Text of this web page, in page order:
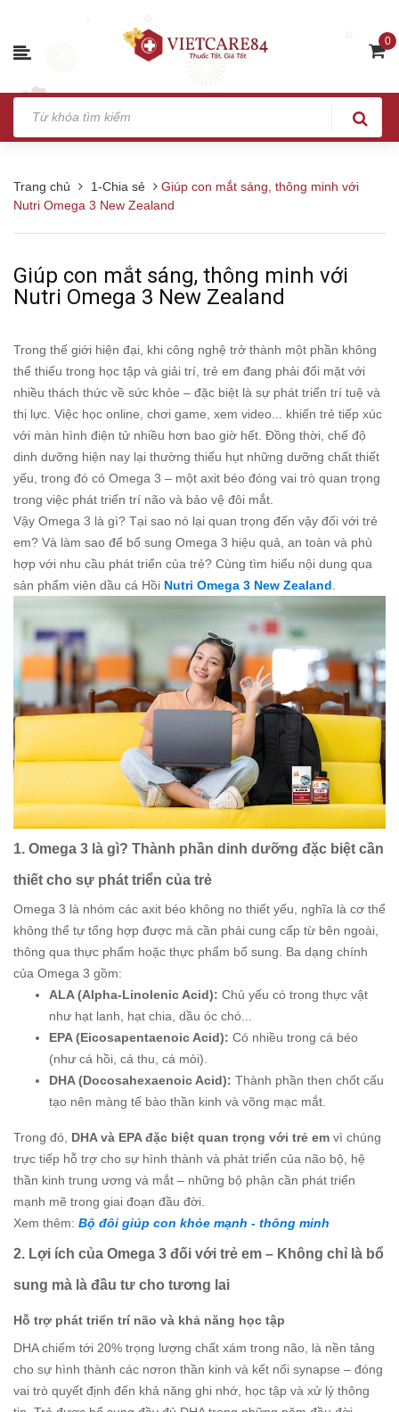
0
Trang chủ 1-Chia sẻ
Giúp con mắt sáng, thông minh với
Nutri Omega 3 New Zealand
Giúp con mắt sáng, thông minh với
Nutri Omega 3 New Zealand
Trong thế giới hiện đại, khi công nghệ trở thành một phần không
thể thiếu trong học tập và giải trí, trẻ em đang phải đối mặt với
nhiều thách thức về sức khỏe – đặc biệt là sự phát triển trí tuệ và
thị lực. Việc học online, chơi game, xem video... khiến trẻ tiếp xúc
với màn hình điện tử nhiều hơn bao giờ hết. Đồng thời, chế độ
dinh dưỡng hiện nay lại thường thiếu hụt những dưỡng chất thiết
yếu, trong đó có Omega 3 – một axit béo đóng vai trò quan trọng
trong việc phát triển trí não và bảo vệ đôi mắt.
Vậy Omega 3 là gì? Tại sao nó lại quan trọng đến vậy đối với trẻ
em? Và làm sao để bổ sung Omega 3 hiệu quả, an toàn và phù
hợp với nhu cầu phát triển của trẻ? Cùng tìm hiểu nội dung qua
sản phẩm viên dầu cá Hồi Nutri Omega 3 New Zealand
1. Omega 3 là gì? Thành phần dinh dưỡng đặc biệt cần
thiết cho sự phát triển của trẻ
Omega 3 là nhóm các axit béo không no thiết yếu, nghĩa là cơ thể
không thể tự tổng hợp được mà cần phải cung cấp từ bên ngoài,
thông qua thực phẩm hoặc thực phẩm bổ sung. Ba dạng chính
của Omega 3 gồm:
ALA (Alpha-Linolenic Acid): Chủ yếu có trong thực vật
như hạt lanh, hạt chia, dầu óc chó...
EPA (Eicosapentaenoic Acid): Có nhiều trong cá béo
(như cá hồi, cá thu, cá mòi).
DHA (Docosahexaenoic Acid): Thành phần then chốt cấu
tạo nên màng tế bào thần kinh và võng mạc mắt.
Trong đó, DHA và EPA đặc biệt quan trọng với trẻ em vì chúng
trực tiếp hỗ trợ cho sự hình thành và phát triển của não bộ, hệ
thần kinh trung ương và mắt – những bộ phận cần phát triển
mạnh mẽ trong giai đoạn đầu đời.
Xem thêm: Bộ đôi giúp con khỏe mạnh - thông minh
2. Lợi ích của Omega 3 đối với trẻ em – Không chỉ là bổ
sung mà là đầu tư cho tương lai
Hỗ trợ phát triển trí não và khả năng học tập
DHA chiếm tới 20% trọng lượng chất xám trong não, là nền tảng
cho sự hình thành các nơron thần kinh và kết nối synapse – đóng
vai trò quyết định đến khả năng ghi nhớ, học tập và xử lý thông